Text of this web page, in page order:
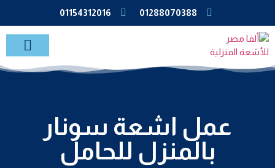
01288070388
01154312016
عمل اشعة سونار
بالمنزل للحامل